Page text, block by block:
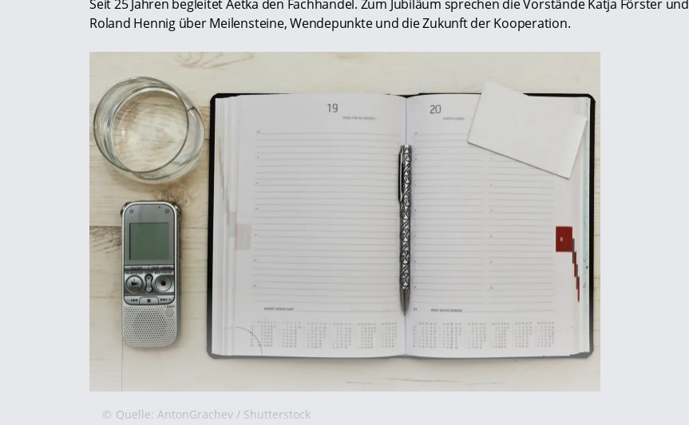
Seit 25 Jahren begleitet Aetka den Fachhandel. Zum Jubiläum sprechen die Vorstände Katja Förster und
Roland Hennig über Meilensteine, Wendepunkte und die Zukunft der Kooperation.
© Quelle: AntonGrachev / Shutterstock